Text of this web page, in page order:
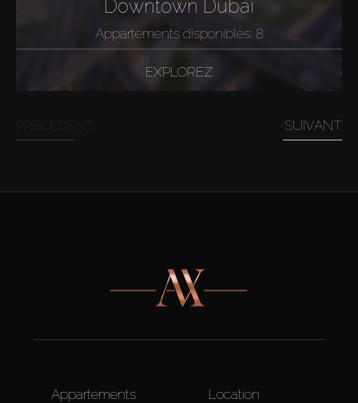
Downtown Dubai
Appartements disponibles: 8
EXPLOREZ
SUIVANT
Appartements
Location